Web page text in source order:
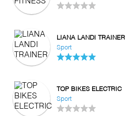
LIANA LANDI TRAINER
Sport
TOP BIKES ELECTRIC
Sport